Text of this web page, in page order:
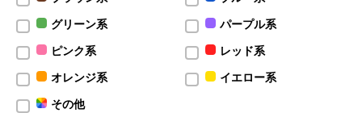
グリーン系 パープル系
ピンク系 レッド系
オレンジ系 イエロー系
その他